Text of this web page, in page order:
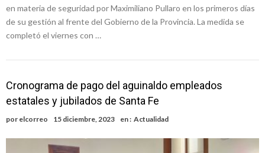
en materia de seguridad por Maximiliano Pullaro en los primeros días
de su gestión al frente del Gobierno de la Provincia. La medida se
completó el viernes con …
Cronograma de pago del aguinaldo empleados
estatales y jubilados de Santa Fe
por elcorreo 15 diciembre, 2023 en : Actualidad